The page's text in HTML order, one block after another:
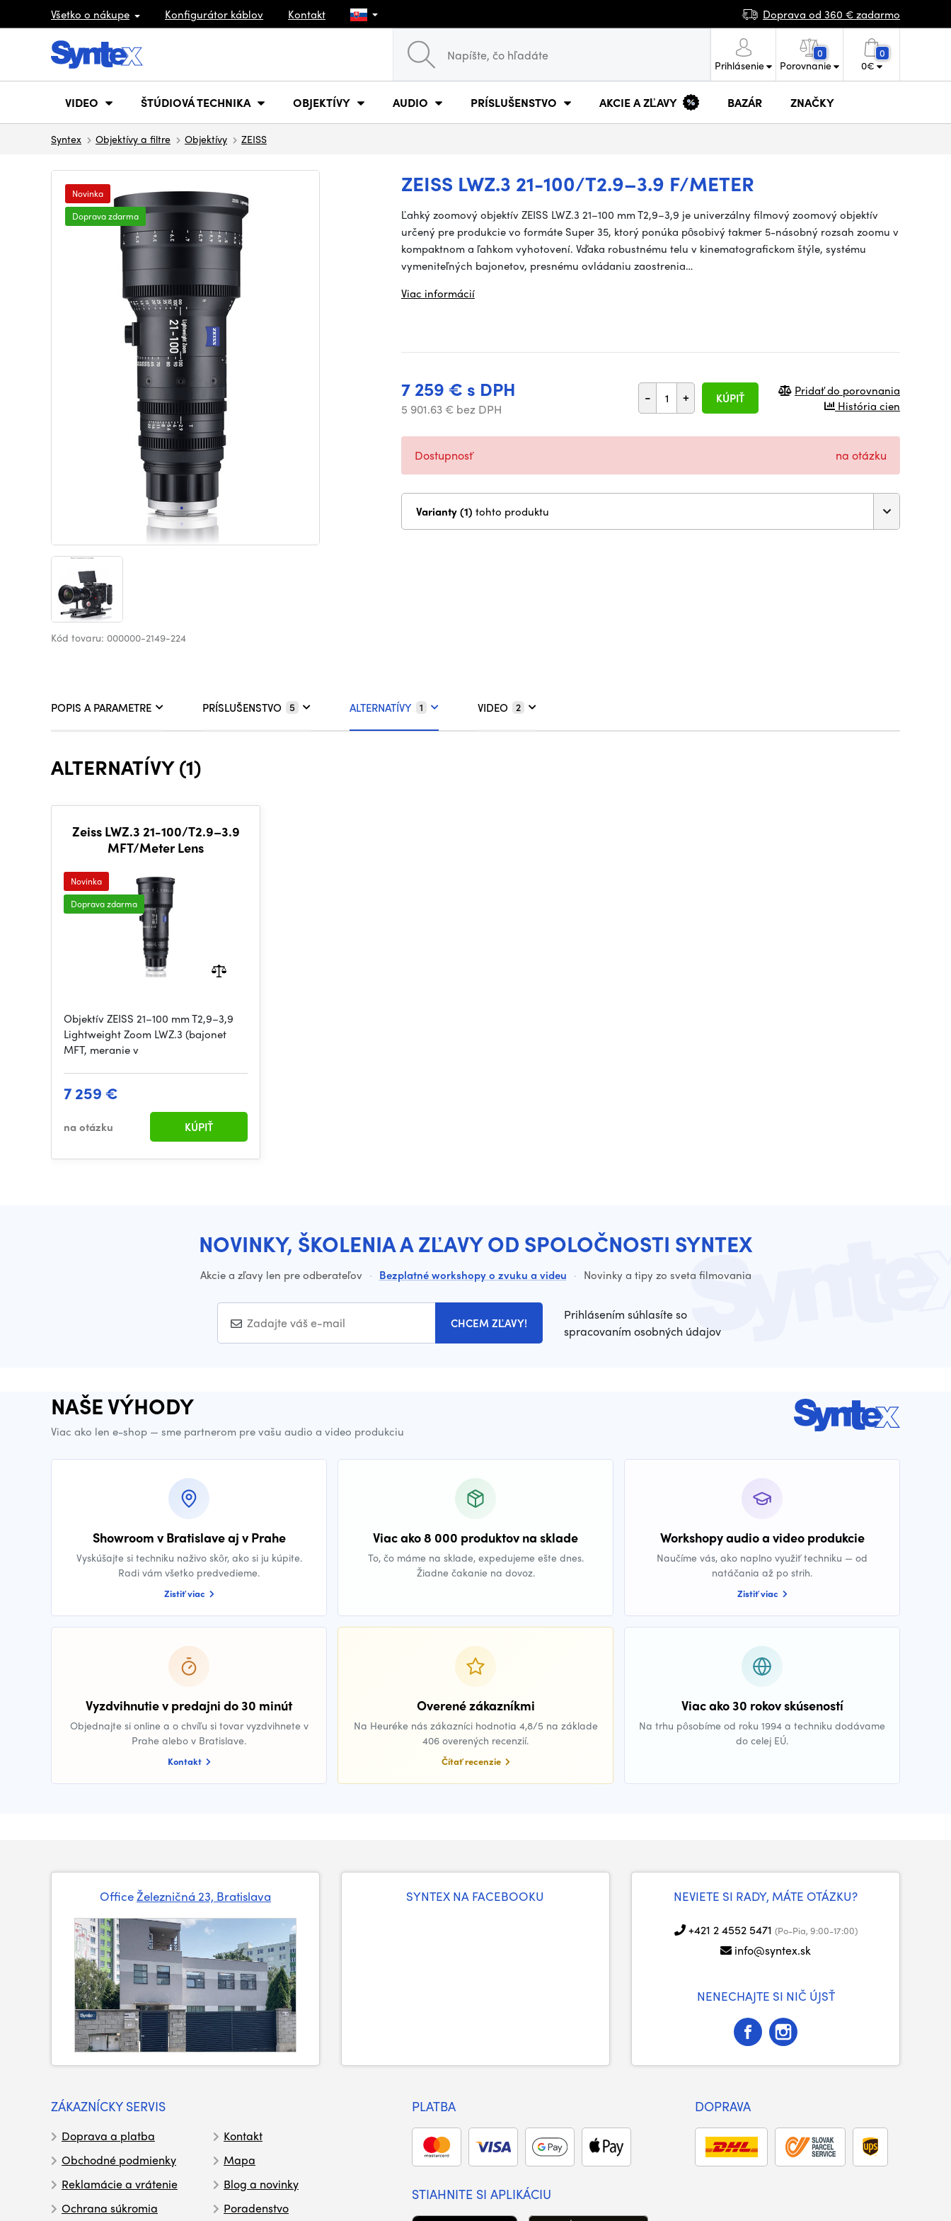
Všetko o nákupe Konfigurátor káblov Kontakt Doprava od 360 € zadarmo
Prihlásenie
0
Porovnanie
0
0€
VIDEO ŠTÚDIOVÁ TECHNIKA OBJEKTÍVY AUDIO PRÍSLUŠENSTVO AKCIE A ZĽAVY BAZÁR ZNAČKY
Syntex Objektívy a filtre Objektívy ZEISS
ZEISS LWZ.3 21-100/T2.9–3.9 F/METER
Novinka
Doprava zdarma
Kód tovaru: 000000-2149-224
Ľahký zoomový objektív ZEISS LWZ.3 21–100 mm T2,9–3,9 je univerzálny filmový zoomový objektív
určený pre produkcie vo formáte Super 35, ktorý ponúka pôsobivý takmer 5-násobný rozsah zoomu v
kompaktnom a ľahkom vyhotovení. Vďaka robustnému telu v kinematografickom štýle, systému
vymeniteľných bajonetov, presnému ovládaniu zaostrenia…
Viac informácií
7 259 € s DPH
5 901.63 € bez DPH
- + KÚPIŤ
Pridať do porovnania
História cien
Dostupnosť na otázku
Varianty (1) tohto produktu
POPIS A PARAMETRE PRÍSLUŠENSTVO 5 ALTERNATÍVY 1 VIDEO 2
ALTERNATÍVY (1)
Zeiss LWZ.3 21-100/T2.9–3.9
MFT/Meter Lens
Novinka
Doprava zdarma
Objektív ZEISS 21–100 mm T2,9–3,9
Lightweight Zoom LWZ.3 (bajonet
MFT, meranie v
7 259 €
na otázku KÚPIŤ
NOVINKY, ŠKOLENIA A ZĽAVY OD SPOLOČNOSTI SYNTEX
Akcie a zľavy len pre odberateľov · Bezplatné workshopy o zvuku a videu · Novinky a tipy zo sveta filmovania
CHCEM ZĽAVY!
Prihlásením súhlasíte so
spracovaním osobných údajov
NAŠE VÝHODY
Viac ako len e-shop — sme partnerom pre vašu audio a video produkciu
Showroom v Bratislave aj v Prahe
Vyskúšajte si techniku naživo skôr, ako si ju kúpite.
Radi vám všetko predvedieme.
Zistiť viac
Viac ako 8 000 produktov na sklade
To, čo máme na sklade, expedujeme ešte dnes.
Žiadne čakanie na dovoz.
Workshopy audio a video produkcie
Naučíme vás, ako naplno využiť techniku — od
natáčania až po strih.
Zistiť viac
Vyzdvihnutie v predajni do 30 minút
Objednajte si online a o chvíľu si tovar vyzdvihnete v
Prahe alebo v Bratislave.
Kontakt
Overené zákazníkmi
Na Heuréke nás zákazníci hodnotia 4,8/5 na základe
406 overených recenzií.
Čítať recenzie
Viac ako 30 rokov skúseností
Na trhu pôsobíme od roku 1994 a techniku dodávame
do celej EÚ.
OfficeŽelezničná 23, Bratislava SYNTEX NA FACEBOOKU NEVIETE SI RADY, MÁTE OTÁZKU?
+421 2 4552 5471 (Po-Pia, 9:00-17:00)
info@syntex.sk
NENECHAJTE SI NIČ ÚJSŤ
ZÁKAZNÍCKY SERVIS
Doprava a platba
Obchodné podmienky
Reklamácie a vrátenie
Ochrana súkromia
Kontakt
Mapa
Blog a novinky
Poradenstvo
PLATBA DOPRAVA
STIAHNITE SI APLIKÁCIU